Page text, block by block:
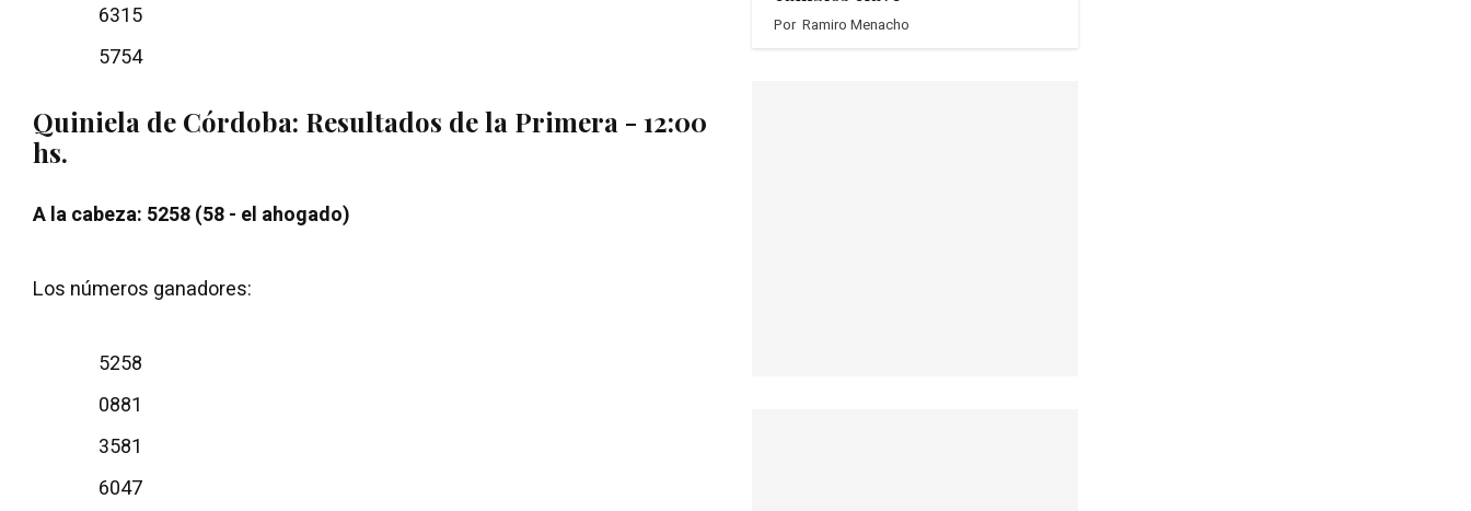
6315
5754
Quiniela de Córdoba: Resultados de la Primera - 12:00
hs.
A la cabeza: 5258 (58 - el ahogado)
Los números ganadores:
5258
0881
3581
6047
Por Ramiro Menacho